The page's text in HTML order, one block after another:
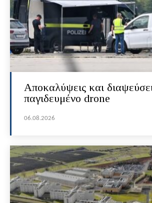
Αποκαλύψεις και
παγιδευμένο drone
06.08.2026